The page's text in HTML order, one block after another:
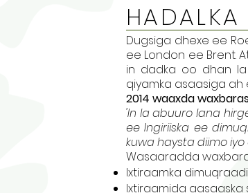
HADALKA
Dugsiga dhexe ee
ee London ee Brent.
in dadka oo dhan la
qiyamka asaasiga ah
2014 waaxda
'In la abuuro lana
ee Ingiriiska ee
kuwa haysta diimo
Wasaaradda
Ixtiraamka
Ixtiraamida